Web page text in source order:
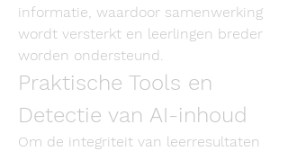
informatie, waardoor samenwerking
wordt versterkt en leerlingen breder
worden ondersteund.
Praktische Tools en
Detectie van AI-inhoud
Om de integriteit van leerresultaten